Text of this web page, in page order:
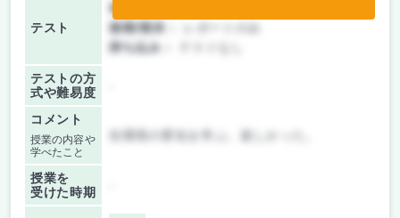
テスト
前期/中間：
後期/期末：
持ち込み：
テストの方
式や難易度
コメント
授業の内容や
学べたこと
授業を
受けた時期